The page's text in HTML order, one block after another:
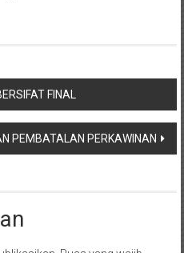
FINAL
PEMBATALAN PERKAWINAN